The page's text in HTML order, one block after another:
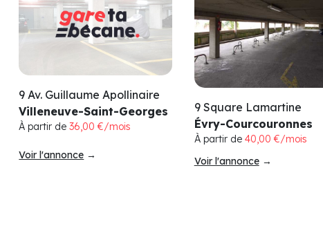
9 Av. Guillaume Apollinaire
Villeneuve-Saint-Georges
À partir de36,00 €/mois
Voir l'annonce →
9 Square Lamartine
Évry-Courcouronnes
À partir de 40,00 €/mois
Voir l'annonce→